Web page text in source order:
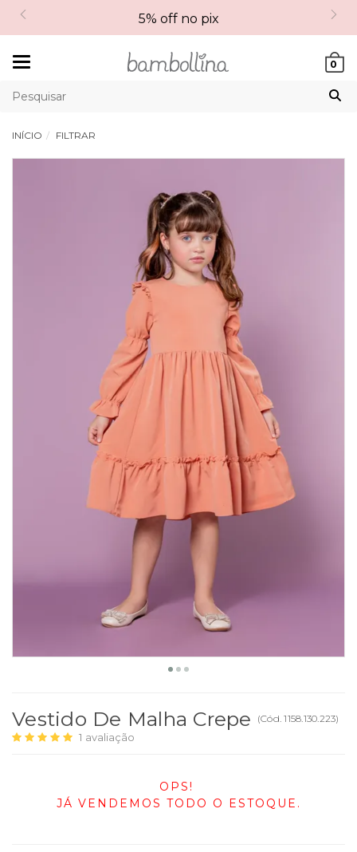
5% off no pix
0
INÍCIO FILTRAR
Vestido De Malha Crepe (Cód.1158.130.223)
1 avaliação
OPS!
JÁ VENDEMOS TODO O ESTOQUE.